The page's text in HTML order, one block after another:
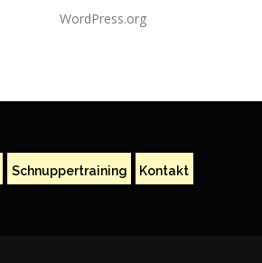
WordPress.org
Schnuppertraining Kontakt